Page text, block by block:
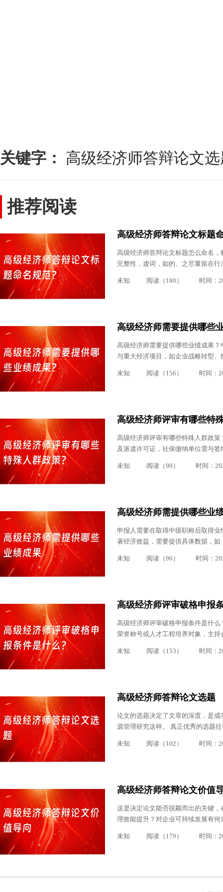
关键字： 高级经济师答辩论文
推荐阅读
高级经济师答辩论文标题
高级经济师答辩论文标题怎么命名
完整性，虚词，如的、之尽量留在
未知 阅读（180） 时间：
高级经济师需要提供哪些
高级经济师需要提供哪些业绩成果
与重大经济项目，如企业战略转型
未知 阅读（156） 时间：
高级经济师评审有哪些特
高级经济师评审有哪些特殊人群政
及派遣许可证，社保缴纳单位需与
未知 阅读（90） 时间：
高级经济师需提供哪些业
申报人需要在取得中级职称后取得
著经济效益，需要提供具体数据，
未知 阅读（96） 时间：
高级经济师评审破格申报
高级经济师评审破格申报条件是什
荣誉称号或人才工程培养对象，主
未知 阅读（153） 时间：
高级经济师答辩论文选题
论文的选题决定了文章的深度，是
源管理研究这样。 真正优秀的选题
未知 阅读（102） 时间：
高级经济师答辩论文价值
这是决定论文能否脱颖而出的关键
理效能提升？对企业可持续发展有
未知 阅读（179） 时间：